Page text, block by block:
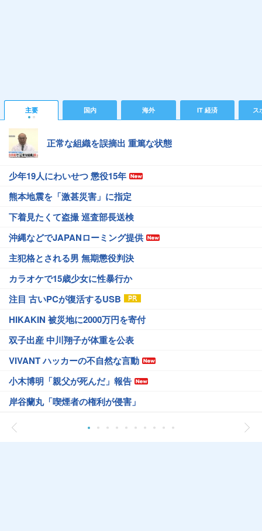
主要 国内 海外 IT 経済 ス
正常な組織を誤摘出 重篤な状態
少年19人にわいせつ 懲役15年
熊本地震を「激甚災害」に指定
下着見たくて盗撮 巡査部長送検
沖縄などでJAPANローミング提供
主犯格とされる男 無期懲役判決
カラオケで15歳少女に性暴行か
注目 古いPCが復活するUSB
HIKAKIN 被災地に2000万円を寄付
双子出産 中川翔子が体重を公表
VIVANT ハッカーの不自然な言動
小木博明「親父が死んだ」報告
岸谷蘭丸「喫煙者の権利が侵害」